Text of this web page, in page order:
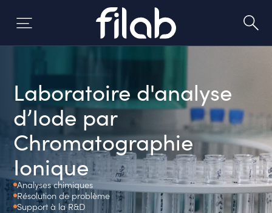
Laboratoire d'analyse
d’Iode par
Chromatographie
Ionique
Analyses chimiques
Résolution de problème
Support à la R&D